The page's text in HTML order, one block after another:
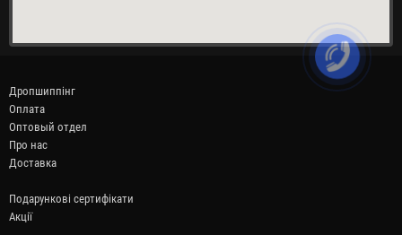
Дропшиппінг
Оплата
Оптовый отдел
Про нас
Доставка
Подарункові сертифікати
Акції